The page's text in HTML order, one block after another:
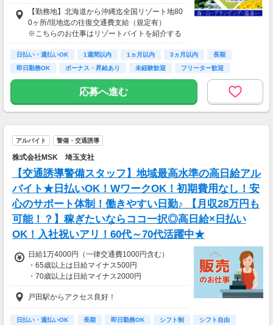
住み込みのお仕事のため、以下の補助がありま
す。
・寮費・光熱費無料（個室あり）
・食事無料
・往復交通費支給（上限あり）
※勤務地による
生活費がかからないので、働いた分のほとんど
を貯金にまわすことができます！
▼月収例
25万5,300円
＝(時給1,200円×8h＋残業1h)×23日
▼貯金の目安
＜リゾートバイト＞
住まい ：無料
水道光熱費：無料
Wi-Fi代 ：無料
食費 ：無料
スマホ ：0.5万円
社会保険 ：3万円
-----------------------
支出合計 ：5万円
短期でお金を貯めたい方にはピッタリ！
【勤務地】北海道から沖縄迄全国リゾート地80
0ヶ所/現地迄の往復交通費支給（規定有）
※こちらのお仕事はリゾートバイトを紹介する
募集となっており実際に募集がある勤務地と異
なる場合がございます。
カウンセリングでご希望条件をお伺いし、全国
からお仕事をご案内いたします。※ご自宅から
★お仕事開始までの流れ★
日払い・週払いOK 1週間以内 1ヵ月以内 3ヵ月以内
長期
即日勤務OK
ボーナス・昇給あり 未経験歓迎 フリーター歓迎
応募へ進む
アルバイト 警備・交通誘導
株式会社MSK 埼玉支社
【交通誘導警備スタッフ】地域最高水準の高日給アル
バイト★日払いOK！WワークOK！初期費用なし！安
心のサポート体制！働きやすい日勤♪ 【月収28万円も
可能！？】稼ぎたいならココ一択◎高日給×日払い
OK！入社祝いアリ！60代～70代活躍中★
日給1万4000円（一律交通費1000円含む）
・65歳以上は日給マイナス500円
・70歳以上は日給マイナス2000円
＜交通誘導2級以上の資格をお持ちの方＞
日給1万4,000円（交通費一律1,000円を含む）
・65歳以上は日給マイナス500円
戸田駅からアクセス良好！
日払い・週払いOK 長期 即日勤務OK シフト制
シフト自由